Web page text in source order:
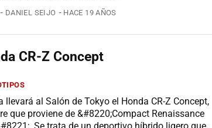
COMENTARIOS
DANIEL SEIJO HACE 19 AÑOS
CR-Z Concept
llevará al Salón de Tokyo el Honda CR-Z Concept,
que proviene de &#8220;Compact Renaissance